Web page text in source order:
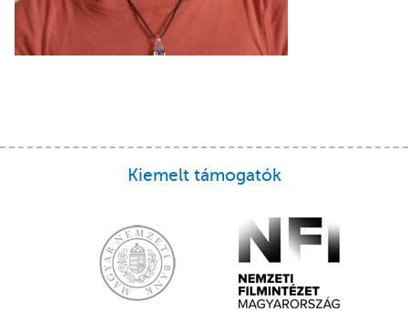
Kiemelt támogatók